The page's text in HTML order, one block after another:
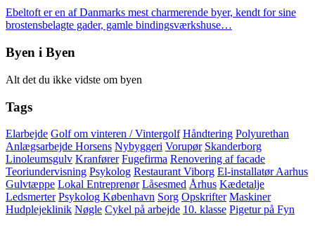
Ebeltoft er en af Danmarks mest charmerende byer, kendt for sine
brostensbelagte gader, gamle bindingsværkshuse…
Byen i Byen
Alt det du ikke vidste om byen
Tags
Elarbejde Golf om vinteren / Vintergolf Håndtering Polyurethan
Anlægsarbejde Horsens Nybyggeri Vorupør Skanderborg
Linoleumsgulv Kranfører Fugefirma Renovering af facade
Teoriundervisning Psykolog Restaurant Viborg El-installatør Aarhus
Gulvtæppe Lokal Entreprenør Låsesmed Århus Kædetalje
Ledsmerter Psykolog København Sorg Opskrifter Maskiner
Hudplejeklinik Nøgle Cykel på arbejde 10. klasse Pigetur på Fyn